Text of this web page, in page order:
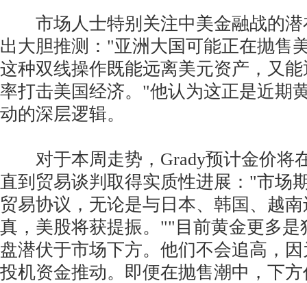
市场人士特别关注中美金融战的潜
出大胆推测："亚洲大国可能正在抛售
这种双线操作既能远离美元资产，又
率打击美国经济。"他认为这正是近期
动的深层逻辑。
对于本周走势，Grady预计金价将
直到贸易谈判取得实质性进展："市场
贸易协议，无论是与日本、韩国、越
真，美股将获提振。""目前黄金更多是
盘潜伏于市场下方。他们不会追高，
投机资金推动。即便在抛售潮中，下